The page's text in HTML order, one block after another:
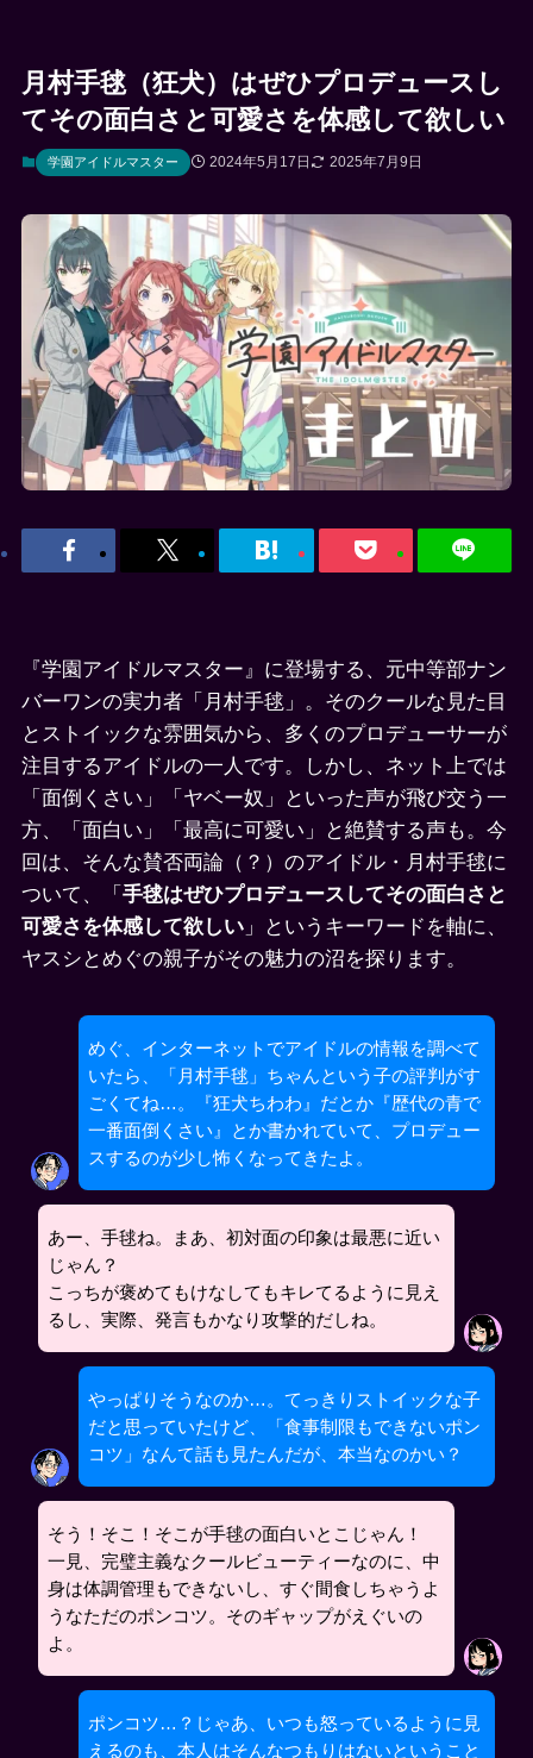
月村手毬（狂犬）はぜひプロデュースし
てその面白さと可愛さを体感して欲しい
学園アイドルマスター 2024年5月17日 2025年7月9日
『学園アイドルマスター』に登場する、元中等部ナン
バーワンの実力者「月村手毬」。そのクールな見た目
とストイックな雰囲気から、多くのプロデューサーが
注目するアイドルの一人です。しかし、ネット上では
「面倒くさい」「ヤベー奴」といった声が飛び交う一
方、「面白い」「最高に可愛い」と絶賛する声も。今
回は、そんな賛否両論（？）のアイドル・月村手毬に
ついて、「 手毬はぜひプロデュースしてその面白さと
可愛さを体感して欲しい」というキーワードを軸に、
ヤスシとめぐの親子がその魅力の沼を探ります。
めぐ、インターネットでアイドルの情報を調べて
いたら、「月村手毬」ちゃんという子の評判がす
ごくてね…。『狂犬ちわわ』だとか『歴代の青で
一番面倒くさい』とか書かれていて、プロデュー
スするのが少し怖くなってきたよ。
あー、手毬ね。まあ、初対面の印象は最悪に近い
じゃん？
こっちが褒めてもけなしてもキレてるように見え
るし、実際、発言もかなり攻撃的だしね。
やっぱりそうなのか…。てっきりストイックな子
だと思っていたけど、「食事制限もできないポン
コツ」なんて話も見たんだが、本当なのかい？
そう！そこ！そこが手毬の面白いとこじゃん！
一見、完璧主義なクールビューティーなのに、中
身は体調管理もできないし、すぐ間食しちゃうよ
うなただのポンコツ。そのギャップがえぐいの
よ。
ポンコツ…？じゃあ、いつも怒っているように見
えるのも、本人はそんなつもりはないということ